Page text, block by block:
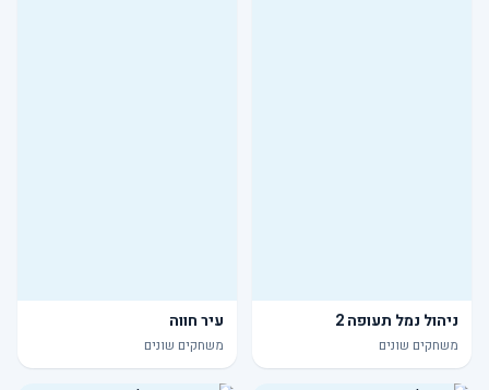
ניהול נמל תעופה 2
משחקים שונים
עיר חווה
משחקים שונים